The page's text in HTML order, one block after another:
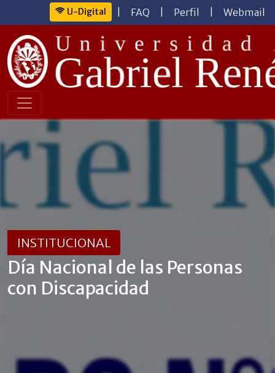
U-Digital FAQ Perfil Webmail
INSTITUCIONAL
Día Nacional de las Personas
con Discapacidad